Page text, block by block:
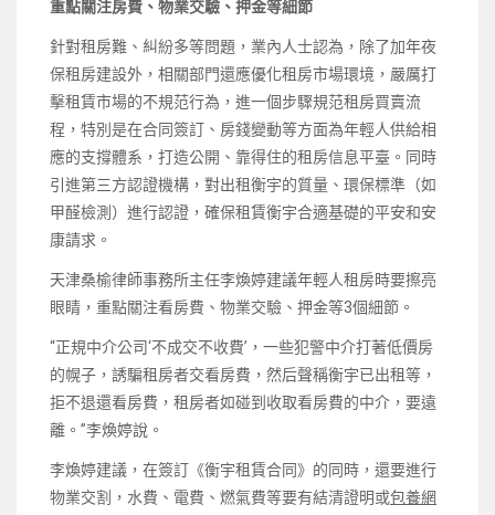
重點關注房費、物業交驗、押金等細節
針對租房難、糾紛多等問題，業內人士認為，除了加年夜
保租房建設外，相關部門還應優化租房市場環境，嚴厲打
擊租賃市場的不規范行為，進一個步驟規范租房買賣流
程，特別是在合同簽訂、房錢變動等方面為年輕人供給相
應的支撐體系，打造公開、靠得住的租房信息平臺。同時
引進第三方認證機構，對出租衡宇的質量、環保標準（如
甲醛檢測）進行認證，確保租賃衡宇合適基礎的平安和安
康請求。
天津桑榆律師事務所主任李煥婷建議年輕人租房時要擦亮
眼睛，重點關注看房費、物業交驗、押金等3個細節。
“正規中介公司‘不成交不收費’，一些犯警中介打著低價房
的幌子，誘騙租房者交看房費，然后聲稱衡宇已出租等，
拒不退還看房費，租房者如碰到收取看房費的中介，要遠
離。”李煥婷說。
李煥婷建議，在簽訂《衡宇租賃合同》的同時，還要進行
物業交割，水費、電費、燃氣費等要有結清證明或包養網